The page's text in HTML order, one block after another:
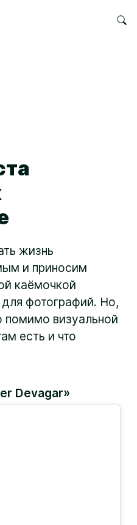
жизнь
и приносим
каёмочкой
фотографий. Но,
помимо визуальной
есть и что
Devagar»